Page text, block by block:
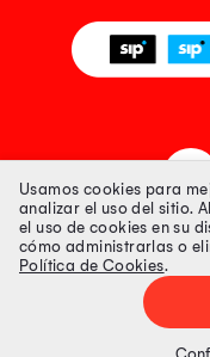
Tiendas Peruanas S.A.
Usamos cookies para
analizar el uso del sitio.
el uso de cookies en su
cómo administrarlas o
Política de Cookies.